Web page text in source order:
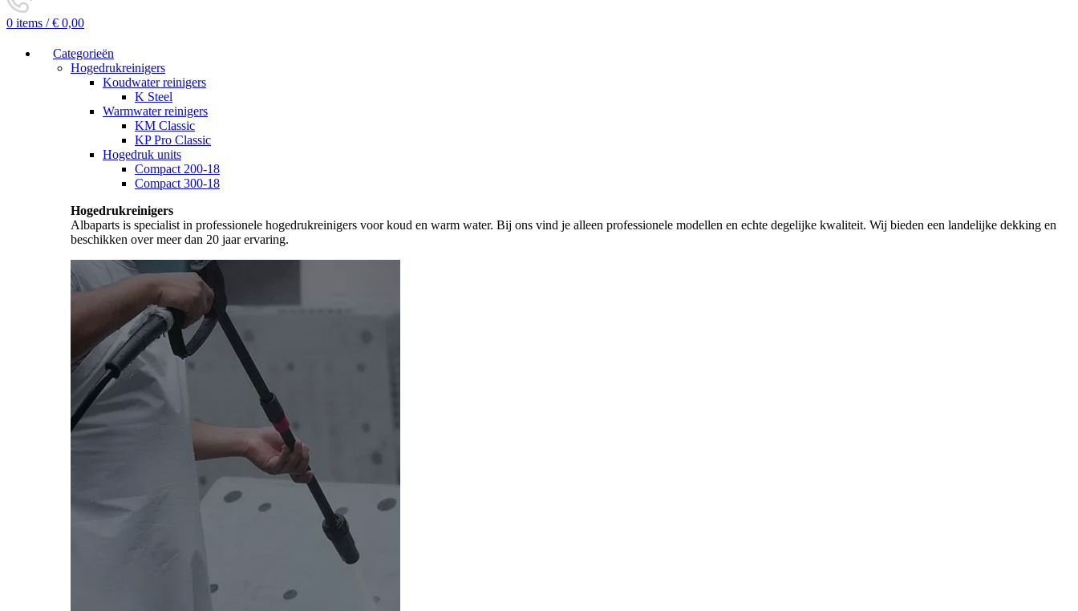
0 items / € 0,00
Categorieën
Hogedrukreinigers
Koudwater reinigers
K Steel
Warmwater reinigers
KM Classic
KP Pro Classic
Hogedruk units
Compact 200-18
Compact 300-18
Hogedrukreinigers
Albaparts is specialist in professionele hogedrukreinigers voor koud en warm water. Bij ons vind je alleen professionele modellen en echte degelijke kwaliteit. Wij bieden een landelijke dekking en
beschikken over meer dan 20 jaar ervaring.